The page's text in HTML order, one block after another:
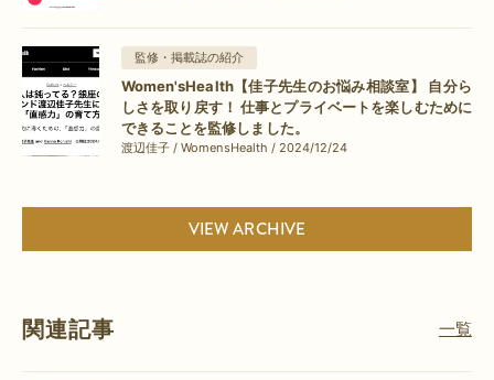
監修・掲載誌の紹介
Women'sHealth【佳子先生のお悩み相談室】 自分ら
しさを取り戻す！ 仕事とプライベートを楽しむために
できることを監修しました。
渡辺佳子 / WomensHealth / 2024/12/24
VIEW ARCHIVE
関連記事 一覧